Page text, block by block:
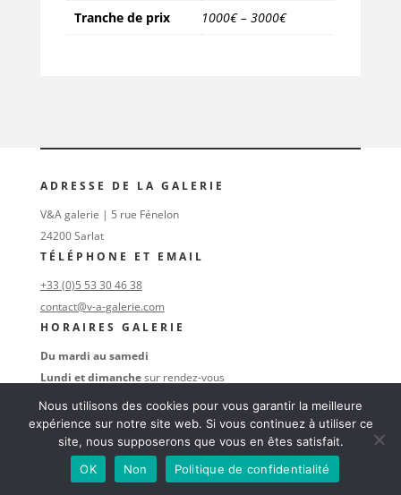
Tranche de prix
1000€ – 3000€
ADRESSE DE LA GALERIE
V&A galerie | 5 rue Fénelon
24200 Sarlat
TÉLÉPHONE ET EMAIL
+33 (0)5 53 30 46 38
contact@v-a-galerie.com
HORAIRES GALERIE
Du mardi au samedi
Lundi et dimanchesur rendez-vous
au
+33 (0)6 16 74 47 38
SUIVEZ-NOUS
Nous utilisons des cookies pour vous garantir la meilleure
expérience sur notre site web. Si vous continuez à utiliser ce
site, nous supposerons que vous en êtes satisfait.
OK
Non Politique de confidentialité